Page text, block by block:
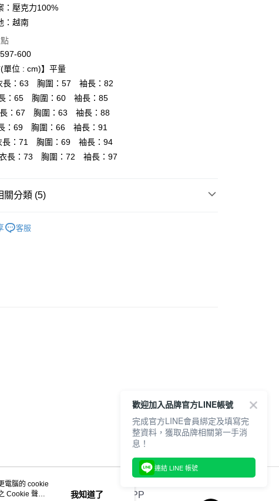
式
，滿NT$6,000(含以上)免運費
全家取貨
，滿NT$6,000(含以上)免運費
貨付款
，滿NT$6,000(含以上)免運費
爾富取貨
，滿NT$6,000(含以上)免運費
，滿NT$6,000(含以上)免運費
11取貨
：壓克力100%
：越南
600
(單位 : cm)】平量
長：63 胸圍：57 袖長：82
：65 胸圍：60 袖長：85
長：67 胸圍：63 袖長：88
：69 胸圍：66 袖長：91
長：71 胸圍：69 袖長：94
長：73 胸圍：72 袖長：97
關分類 (5)
客服
官方APP
電腦的 cookie
Cookie 聲明
我知道了
歡迎加入品牌官方LINE帳號
完成官方LINE會員綁定及填寫完
整資料，獲取品牌相關第一手消
息！
連結 LINE 帳號